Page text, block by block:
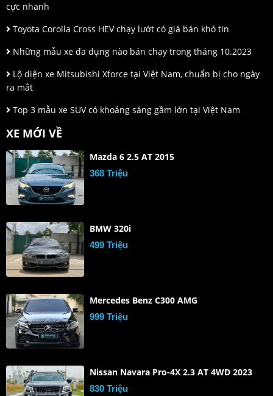
cực nhanh
Toyota Corolla Cross HEV chạy lướt có giá bán khó tin
Những mẫu xe đa dụng nào bán chạy trong tháng 10.2023
Lộ diện xe Mitsubishi Xforce tại Việt Nam, chuẩn bị cho ngày
ra mắt
Top 3 mẫu xe SUV có khoảng sáng gầm lớn tại Việt Nam
XE MỚI VỀ
Mazda 6 2.5 AT 2015
368 Triệu
BMW 320i
499 Triệu
Mercedes Benz C300 AMG
999 Triệu
Nissan Navara Pro-4X 2.3 AT 4WD 2023
830 Triệu